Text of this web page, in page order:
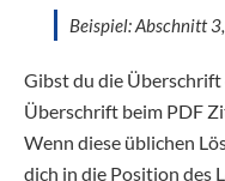
Beispiel: Abschnitt 3,
Gibst du die Überschrift
Überschrift beim PDF
Wenn diese üblichen
dich in die Position des